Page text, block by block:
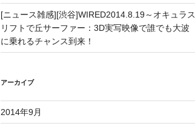
[ニュース雑感][渋谷]WIRED2014.8.19～オキュラス
リフトで丘サーファー：3D実写映像で誰でも大波
に乗れるチャンス到来！
アーカイブ
2014年9月